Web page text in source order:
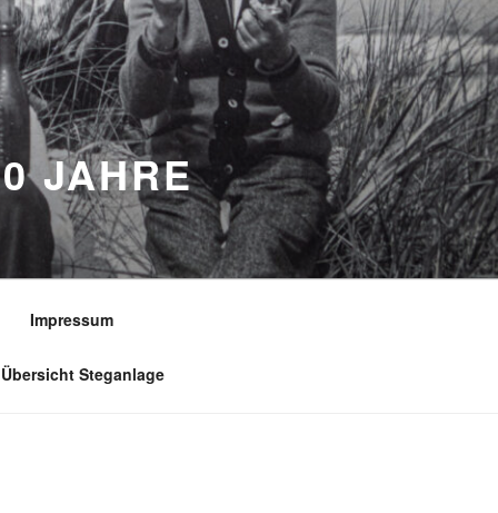
JAHRE
Impressum
Übersicht Steganlage